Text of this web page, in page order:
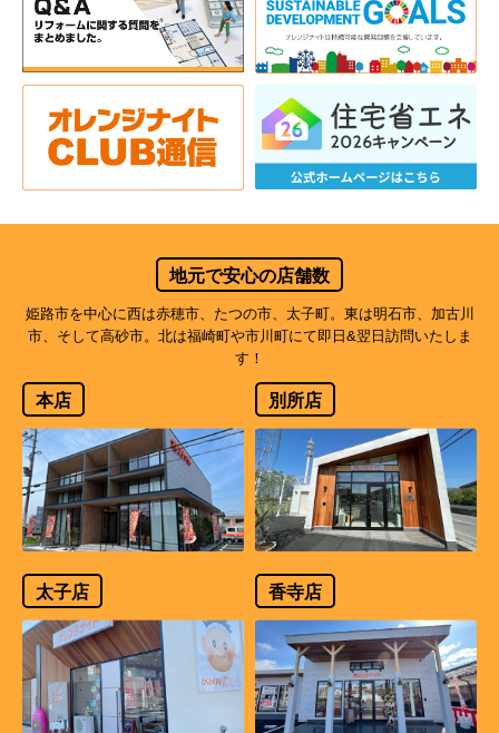
地元で安心の店舗数
姫路市を中心に西は赤穂市、たつの市、太子町。東は明石市、加古川
市、そして高砂市。北は福崎町や市川町にて即日&翌日訪問いたしま
す！
本店 別所店
太子店 香寺店